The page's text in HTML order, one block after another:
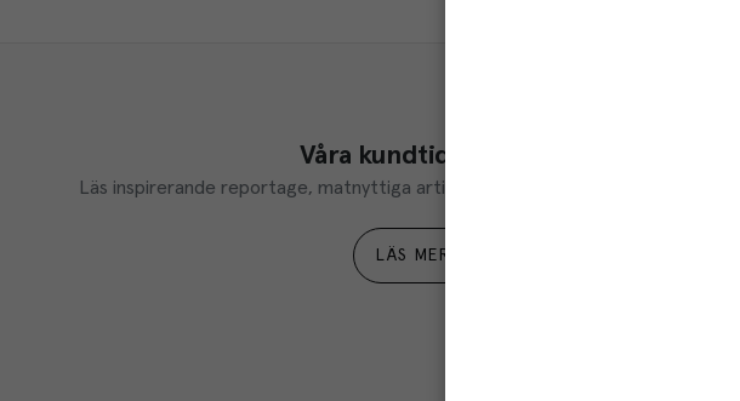
Våra kundtidningar
Läs inspirerande reportage, matnyttiga artiklar och ta del av aktuella kampanjer.
LÄS MER